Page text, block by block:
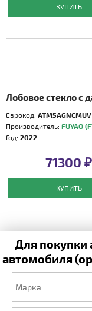
КУПИТЬ
Лобовое стекло с
Еврокод: ATM5AGNCMUV
Производитель: FUYAO
Год: 2022 -
71300 ₽
КУПИТЬ
Для покупки
автомобиля